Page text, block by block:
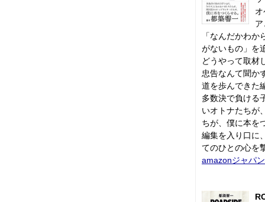
「なんだかわ
がないもの」を
どうやって取材
忠告なんて聞か
道を歩んできた
多数決で負ける
いオトナたちが
ちが、僕に本を
編集を入り口に
てのひとの心を
amazonジャパン